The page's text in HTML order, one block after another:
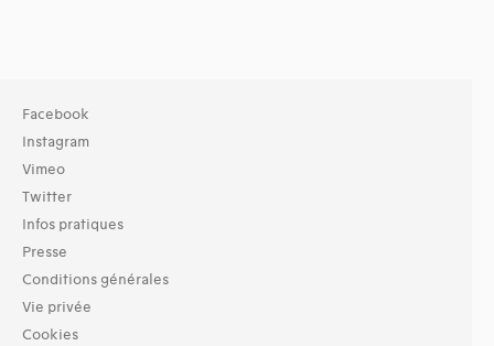
Facebook
Instagram
Vimeo
Twitter
Infos pratiques
Presse
Conditions générales
Vie privée
Cookies